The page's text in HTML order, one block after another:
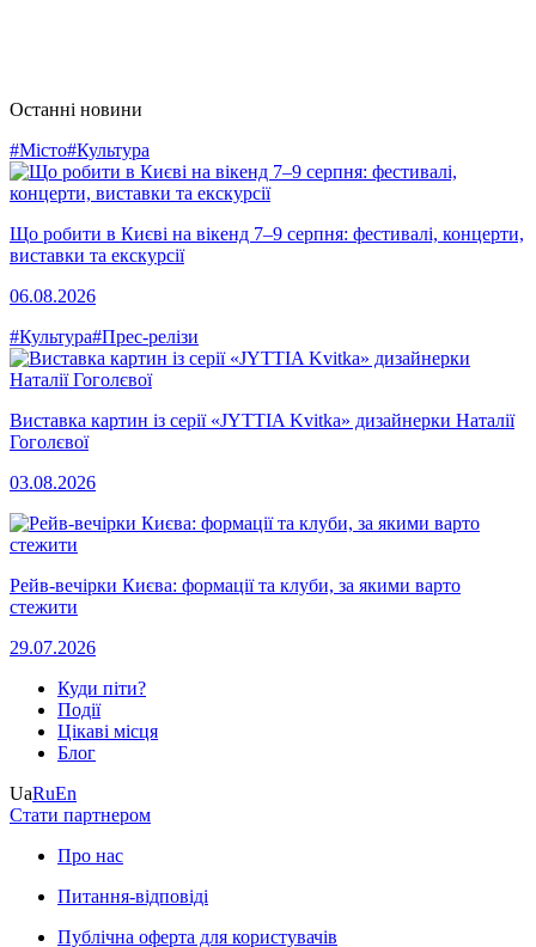
Останні новини
#Місто#Культура
Що робити в Києві на вікенд 7–9 серпня: фестивалі, концерти,
виставки та екскурсії
06.08.2026
#Культура#Прес-релізи
Виставка картин із серії «JYTTIA Kvitka» дизайнерки Наталії
Гоголєвої
03.08.2026
Рейв-вечірки Києва: формації та клуби, за якими варто
стежити
29.07.2026
Куди піти?
Події
Цікаві місця
Блог
UaRuEn
Стати партнером
Про нас
Питання-відповіді
Публічна оферта для користувачів